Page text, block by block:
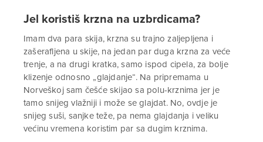
Jel koristiš krzna na uzbrdicama?
Imam dva para skija, krzna su trajno zaljepljena i
zašerafljena u skije, na jedan par duga krzna za veće
trenje, a na drugi kratka, samo ispod cipela, za bolje
klizenje odnosno „glajdanje“. Na pripremama u
Norveškoj sam češće skijao sa polu-krznima jer je
tamo snijeg vlažniji i može se glajdat. No, ovdje je
snijeg suši, sanjke teže, pa nema glajdanja i veliku
većinu vremena koristim par sa dugim krznima.